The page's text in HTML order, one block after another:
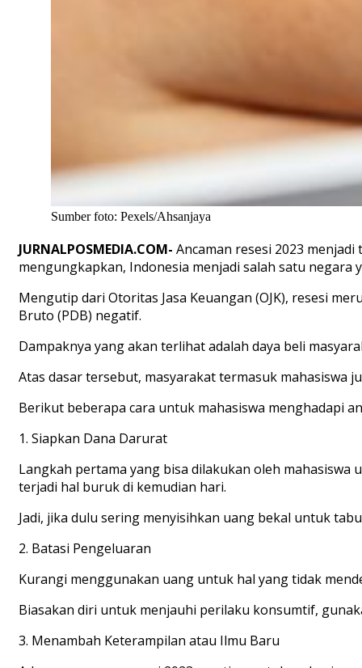
Sumber foto: Pexels/Ahsanjaya
JURNALPOSMEDIA.COM- Ancaman resesi 2023
mengungkapkan, Indonesia menjadi salah satu negara
Mengutip dari Otoritas Jasa Keuangan (OJK), resesi
Bruto (PDB) negatif.
Dampaknya yang akan terlihat adalah daya beli
Atas dasar tersebut, masyarakat termasuk mahasiswa
Berikut beberapa cara untuk mahasiswa menghadapi
1. Siapkan Dana Darurat
Langkah pertama yang bisa dilakukan oleh
terjadi hal buruk di kemudian hari.
Jadi, jika dulu sering menyisihkan uang bekal untuk
2. Batasi Pengeluaran
Kurangi menggunakan uang untuk hal yang tidak
Biasakan diri untuk menjauhi perilaku konsumtif,
3. Menambah Keterampilan atau Ilmu Baru